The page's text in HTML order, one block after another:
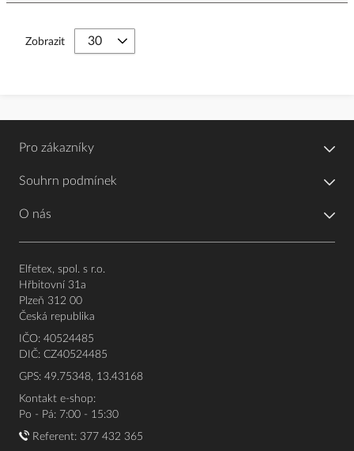
Zobrazit
Pro zákazníky
Souhrn podmínek
O nás
Elfetex, spol. s r.o.
Hřbitovní 31a
Plzeň 312 00
Česká republika
IČO: 40524485
DIČ: CZ40524485
GPS: 49.75348, 13.43168
Kontakt e-shop:
Po - Pá: 7:00 - 15:30
Referent: 377 432 365